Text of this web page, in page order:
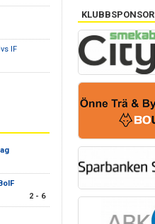
IF
2 - 6
KLUBBSPONSOR